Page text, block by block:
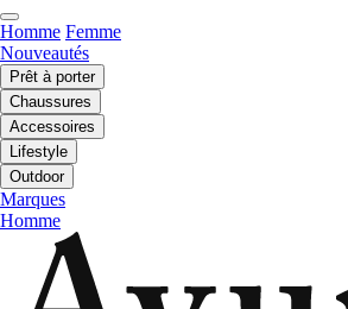
Homme Femme
Nouveautés
Prêt à porter
Chaussures
Accessoires
Lifestyle
Outdoor
Marques
Homme